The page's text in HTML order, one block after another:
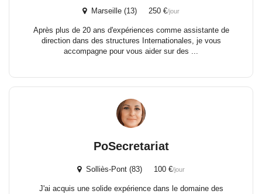
Marseille (13) 250 €/jour
Après plus de 20 ans d'expériences comme assistante de
direction dans des structures Internationales, je vous
accompagne pour vous aider sur des ...
PoSecretariat
Solliès-Pont (83) 100 €/jour
J'ai acquis une solide expérience dans le domaine des